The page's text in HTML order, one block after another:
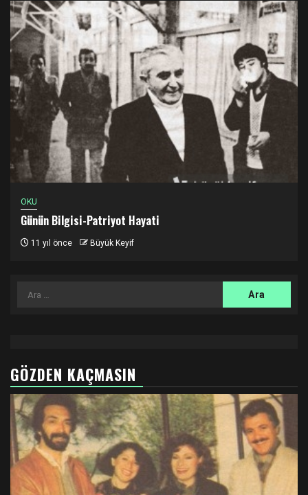
OKU
Günün Bilgisi-Patriyot Hayati
11 yıl önce Büyük Keyif
Arama:
GÖZDEN KAÇMASIN